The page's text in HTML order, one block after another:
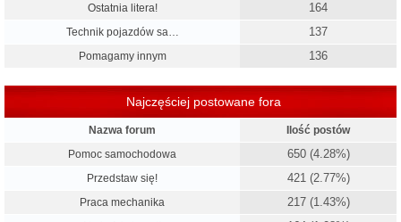
Ostatnia litera! 164
Technik pojazdów sa… 137
Pomagamy innym 136
Najczęściej postowane fora
Nazwa forum
Ilość postów
Pomoc samochodowa
650 (4.28%)
Przedstaw się! 421 (2.77%)
Praca mechanika 217 (1.43%)